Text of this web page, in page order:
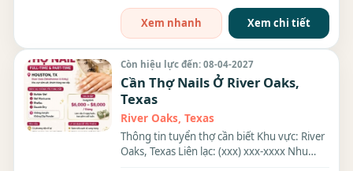
Xem nhanh
Xem chi tiết
Còn hiệu lực đến: 08-04-2027
Cần Thợ Nails Ở River Oaks,
Texas
River Oaks, Texas
Thông tin tuyển thợ cần biết Khu vực: River
Oaks, Texas Liên lạc: (xxx) xxx-xxxx Nhu